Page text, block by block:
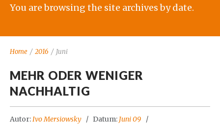
You are browsing the site archives by date.
Home / 2016 / Juni
MEHR ODER WENIGER
NACHHALTIG
Autor:Ivo Mersiowsky Datum: Juni 09